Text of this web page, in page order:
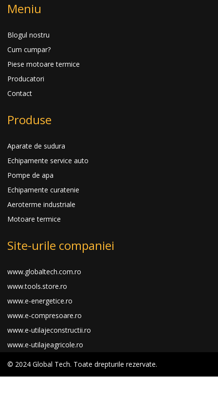
Meniu
Blogul nostru
Cum cumpar?
Piese motoare termice
Producatori
Contact
Produse
Aparate de sudura
Echipamente service auto
Pompe de apa
Echipamente curatenie
Aeroterme industriale
Motoare termice
Site-urile companiei
www.globaltech.com.ro
www.tools.store.ro
www.e-energetice.ro
www.e-compresoare.ro
www.e-utilajeconstructii.ro
www.e-utilajeagricole.ro
© 2024 Global Tech. Toate drepturile rezervate.